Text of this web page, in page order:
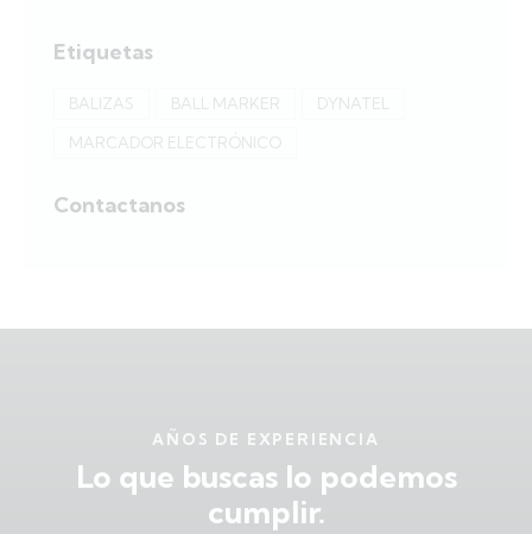
Etiquetas
BALIZAS BALL MARKER DYNATEL
MARCADOR ELECTRÓNICO
Contactanos
AÑOS DE EXPERIENCIA
Lo que buscas lo podemos
cumplir.